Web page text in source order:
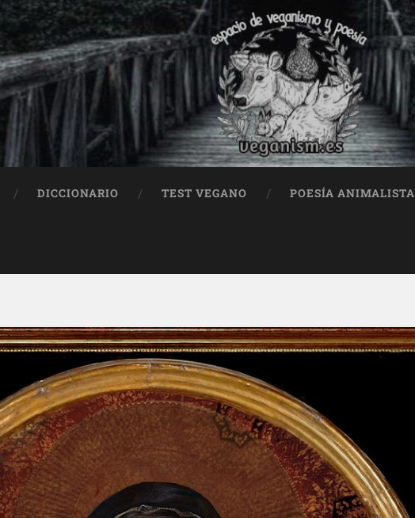
DICCIONARIO TEST VEGANO POESÍA ANIMALISTA